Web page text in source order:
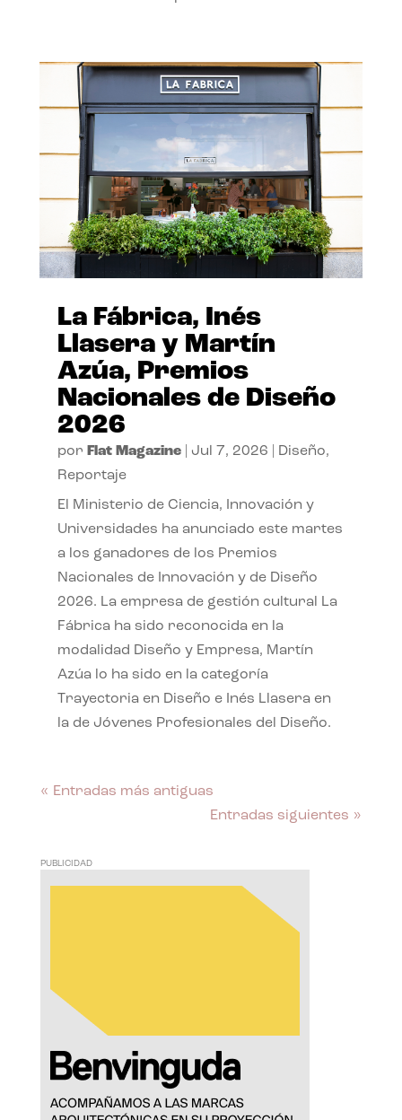
La Fábrica, Inés
Llasera y Martín
Azúa, Premios
Nacionales de Diseño
2026
por Flat Magazine| Jul 7, 2026 Diseño,
Reportaje
El Ministerio de Ciencia, Innovación y
Universidades ha anunciado este martes
a los ganadores de los Premios
Nacionales de Innovación y de Diseño
2026. La empresa de gestión cultural La
Fábrica ha sido reconocida en la
modalidad Diseño y Empresa, Martín
Azúa lo ha sido en la categoría
Trayectoria en Diseño e Inés Llasera en
la de Jóvenes Profesionales del Diseño.
« Entradas más antiguas
Entradas siguientes »
PUBLICIDAD